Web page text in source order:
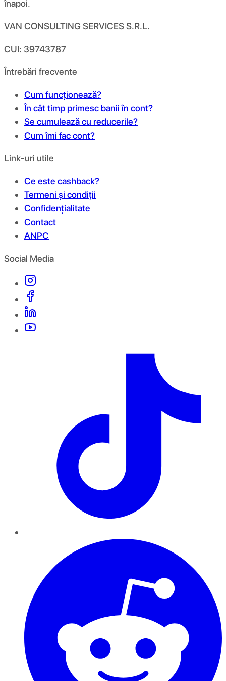
înapoi.
VAN CONSULTING SERVICES S.R.L.
CUI: 39743787
Întrebări frecvente
Cum funcționează?
În cât timp primesc banii în cont?
Se cumulează cu reducerile?
Cum îmi fac cont?
Link-uri utile
Ce este cashback?
Termeni și condiții
Confidențialitate
Contact
ANPC
Social Media